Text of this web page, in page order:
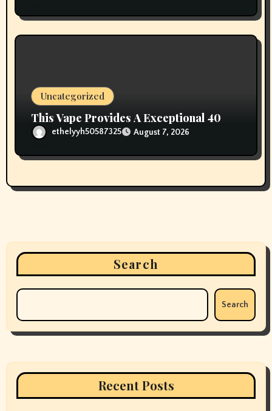
Uncategorized
This Vape Provides A Exceptional 40
ethelyyh50587325 August 7, 2026
Search
Search
Recent Posts